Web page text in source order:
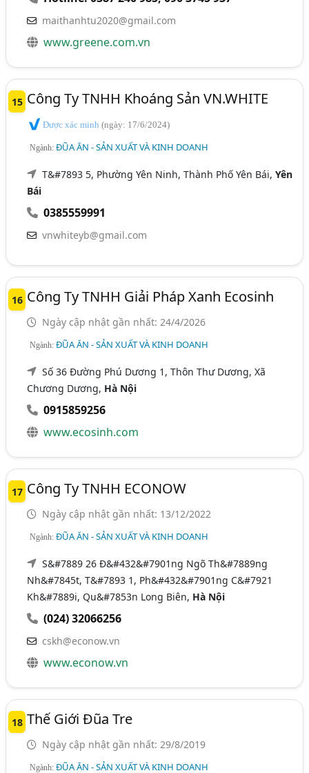
maithanhtu2020@gmail.com
www.greene.com.vn
15 Công Ty TNHH Khoáng Sản VN.WHITE
Được xác minh(ngày: 17/6/2024)
Ngành:ĐŨA ĂN - SẢN XUẤT VÀ KINH DOANH
T&#7893 5, Phường Yên Ninh, Thành Phố Yên Bái,Yên
Bái
0385559991
vnwhiteyb@gmail.com
16 Công Ty TNHH Giải Pháp Xanh Ecosinh
Ngày cập nhật gần nhất: 24/4/2026
Ngành:ĐŨA ĂN - SẢN XUẤT VÀ KINH DOANH
Số 36 Đường Phú Dương 1, Thôn Thư Dương, Xã
Chương Dương, Hà Nội
0915859256
www.ecosinh.com
17 Công Ty TNHH ECONOW
Ngày cập nhật gần nhất: 13/12/2022
Ngành:ĐŨA ĂN - SẢN XUẤT VÀ KINH DOANH
S&#7889 26 Đ&#432&#7901ng Ngõ Th&#7889ng
Nh&#7845t, T&#7893 1, Ph&#432&#7901ng C&#7921
Kh&#7889i, Qu&#7853n Long Biên, Hà Nội
(024) 32066256
cskh@econow.vn
www.econow.vn
18 Thế Giới Đũa Tre
Ngày cập nhật gần nhất: 29/8/2019
Ngành:ĐŨA ĂN - SẢN XUẤT VÀ KINH DOANH